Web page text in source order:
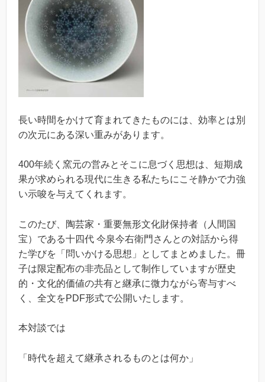
長い時間をかけて育まれてきたものには、効率とは別
の次元にある深い重みがあります。
400年続く窯元の営みとそこに息づく思想は、短期成
果が求められる現代に生きる私たちにこそ静かで力強
い示唆を与えてくれます。
このたび、陶芸家・重要無形文化財保持者（人間国
宝）である十四代 今泉今右衛門さんとの対話から得
た学びを「問いかける思想」としてまとめました。冊
子は限定配布の非売品として制作していますが歴史
的・文化的価値の共有と継承に微力ながら寄与すべ
く、全文をPDF形式で公開いたします。
本対談では
「時代を超えて継承されるものとは何か」